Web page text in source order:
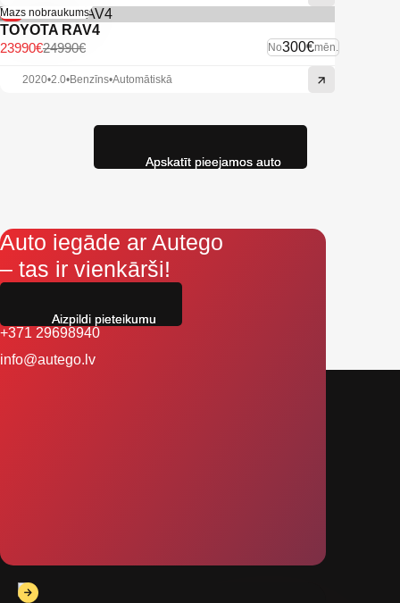
-4%
Mazs nobraukums
TOYOTA RAV4
No300€mēn.
24990€
23990€
2020•2.0•Benzīns•Automātiskā
Auto iegāde ar Autego
– tas ir vienkārši!
+371 29698940
info@autego.lv